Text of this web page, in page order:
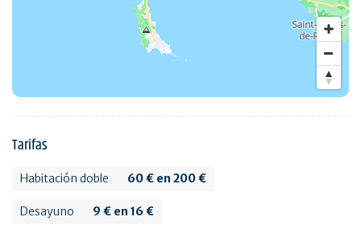
Tarifas
Habitación doble 60 € en 200 €
Desayuno 9 € en 16 €